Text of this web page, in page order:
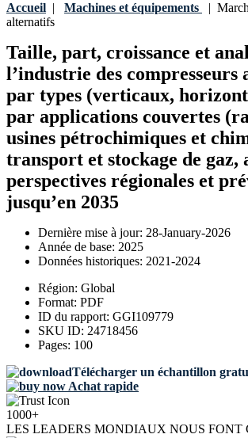
Accueil | Machines et équipements |
alternatifs
Taille, part, croissance et
l’industrie des compresseurs
par types (verticaux,
par applications couvertes
usines pétrochimiques et
transport et stockage de gaz,
perspectives régionales et
jusqu’en 2035
Dernière mise à jour: 28-January-2026
Année de base: 2025
Données historiques: 2021-2024
Région: Global
Format: PDF
ID du rapport: GGI109779
SKU ID: 24718456
Pages: 100
Télécharger un échantillon
Achat rapide
1000+
LES LEADERS MONDIAUX NOUS FONT